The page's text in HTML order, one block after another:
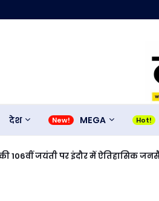
देश MEGA
106वीं जयंती पर इंदौर में ऐतिहासिक